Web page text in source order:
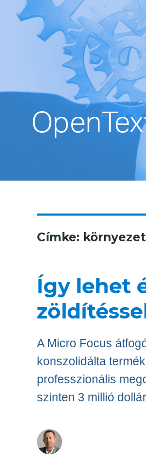
Címke:
Így lehet
A Micro Focus
konszolidálta
professzionális
szinten 3 millió